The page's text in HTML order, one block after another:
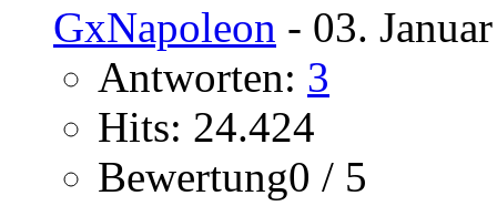
GxNapoleon - 03.
Antworten: 3
Hits: 24.424
Bewertung0 / 5